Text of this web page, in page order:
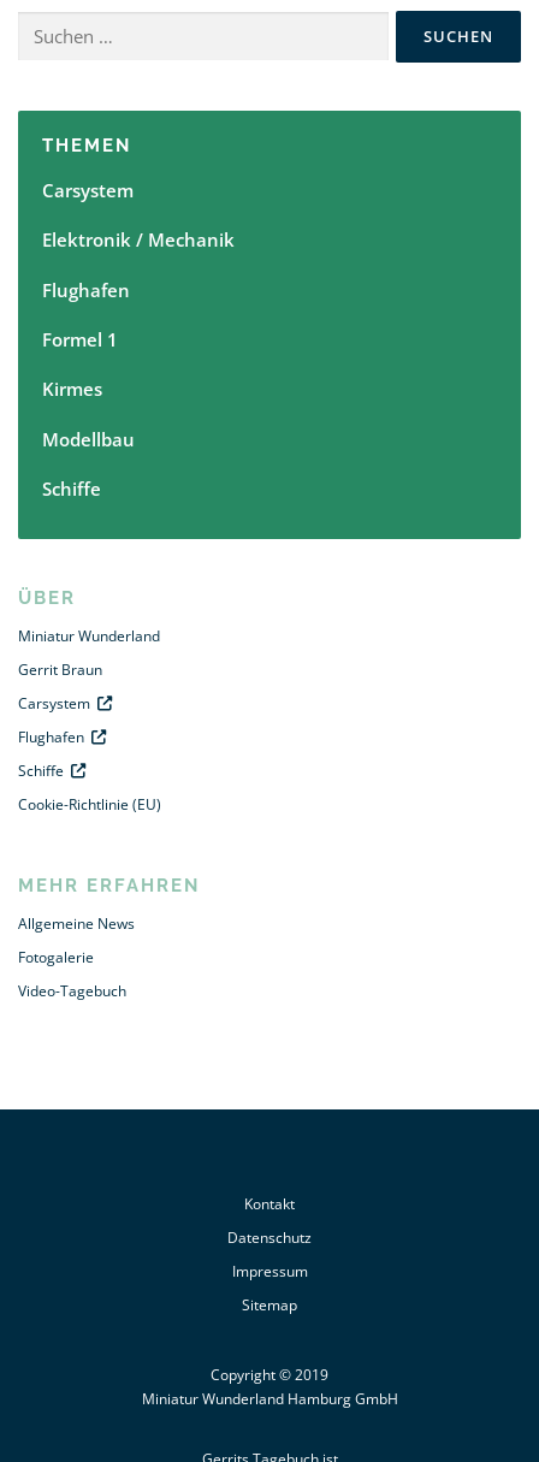
nach:
THEMEN
Carsystem
Elektronik / Mechanik
Flughafen
Formel 1
Kirmes
Modellbau
Schiffe
ÜBER
Miniatur Wunderland
Gerrit Braun
Carsystem
Flughafen
Schiffe
Cookie-Richtlinie (EU)
MEHR ERFAHREN
Allgemeine News
Fotogalerie
Video-Tagebuch
Kontakt
Datenschutz
Impressum
Sitemap
Copyright © 2019
Miniatur Wunderland Hamburg GmbH